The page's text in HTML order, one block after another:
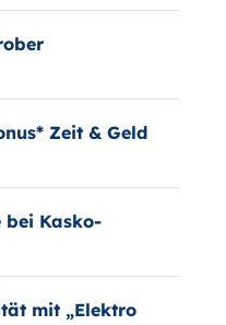
Zeit & Geld
bei Kasko-